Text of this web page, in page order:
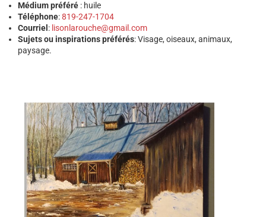
Médium préféré: huile
Téléphone:819-247-1704
Courriel : lisonlarouche@gmail.com
Sujets ou inspirations préférés: Visage, oiseaux, animaux,
paysage.